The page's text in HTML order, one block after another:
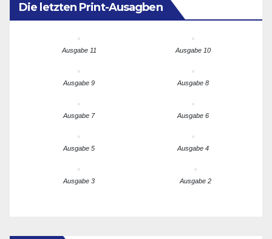
Die letzten Print-Ausagben
Ausgabe 11 Ausgabe 10
Ausgabe 9 Ausgabe 8
Ausgabe 7 Ausgabe 6
Ausgabe 5 Ausgabe 4
Ausgabe 3 Ausgabe 2